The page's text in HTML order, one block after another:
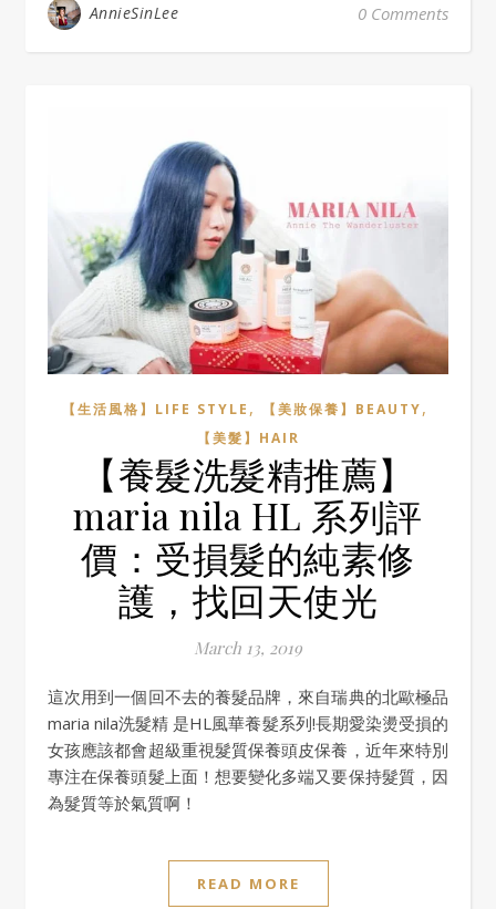
AnnieSinLee 0 Comments
【生活風格】LIFE STYLE , 【美妝保養】BEAUTY,
【美髮】HAIR
【養髮洗髮精推薦】
maria nila HL 系列評
價：受損髮的純素修
護，找回天使光
March 13, 2019
這次用到一個回不去的養髮品牌，來自瑞典的北歐極品
maria nila洗髮精 是HL風華養髮系列!長期愛染燙受損的
女孩應該都會超級重視髮質保養頭皮保養，近年來特別
專注在保養頭髮上面！想要變化多端又要保持髮質，因
為髮質等於氣質啊！
READ MORE